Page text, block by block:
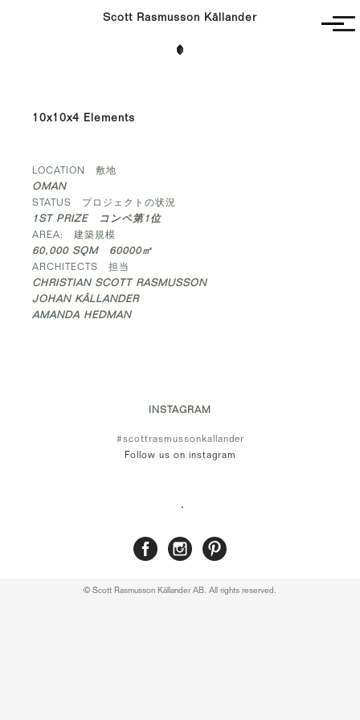
Scott Rasmusson Källander
10x10x4 Elements
LOCATION 敷地
OMAN
STATUS プロジェクトの状況
1ST PRIZEコンペ第1位
AREA: 建築規模
60,000 SQM 60000㎡
ARCHITECTS 担当
CHRISTIAN SCOTT RASMUSSON
JOHAN KÄLLANDER
AMANDA HEDMAN
INSTAGRAM
#scottrasmussonkallander
Follow us on instagram
.
© Scott Rasmusson Källander AB. All rights reserved.